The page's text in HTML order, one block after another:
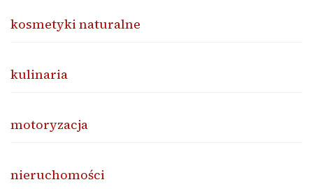
kosmetyki naturalne
kulinaria
motoryzacja
nieruchomości